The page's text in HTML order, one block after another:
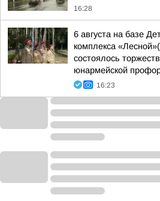
16:28
6 августа на базе
комплекса
состоялось
юнармейской
16:23